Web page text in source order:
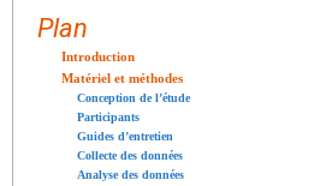
Plan
Introduction
Matériel et méthodes
Conception de l’étude
Participants
Guides d’entretien
Collecte des données
Analyse des données